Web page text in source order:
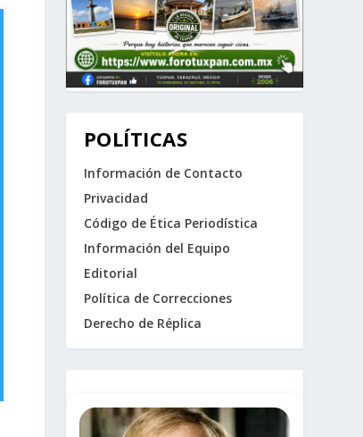
POLÍTICAS
Información de Contacto
Privacidad
Código de Ética Periodística
Información del Equipo
Editorial
Política de Correcciones
Derecho de Réplica